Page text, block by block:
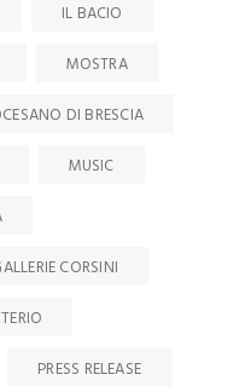
IL BACIO
MOSTRA
DI BRESCIA
MUSIC
CORSINI
PRESS RELEASE